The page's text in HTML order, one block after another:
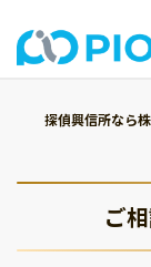
探偵興信所なら
ご